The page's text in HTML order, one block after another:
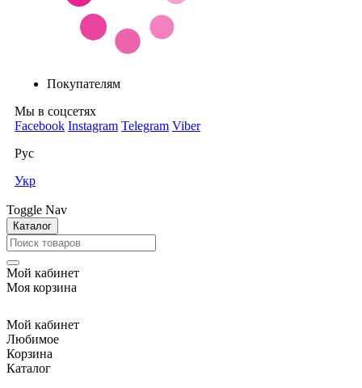
Покупателям
Мы в соцсетях
Facebook Instagram Telegram Viber
Рус
Укр
Toggle Nav
Каталог
Мой кабинет
Моя корзина
Мой кабинет
Любимое
Корзина
Каталог